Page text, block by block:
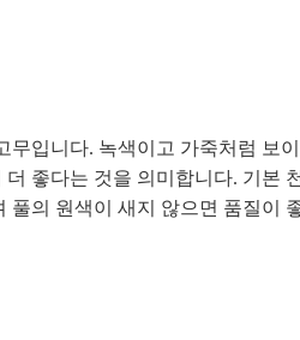
입니다. 녹색이고 가죽처럼 보
좋다는 것을 의미합니다. 기본
의 원색이 새지 않으면 품질이